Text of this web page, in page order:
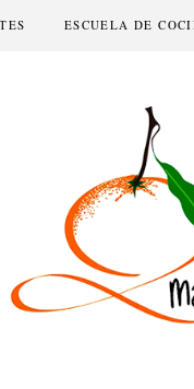
ESCUELA DE